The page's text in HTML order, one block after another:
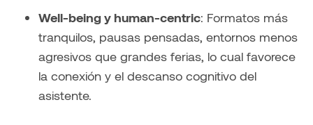
Well-being y human-centric: Formatos más
tranquilos, pausas pensadas, entornos menos
agresivos que grandes ferias, lo cual favorece
la conexión y el descanso cognitivo del
asistente.